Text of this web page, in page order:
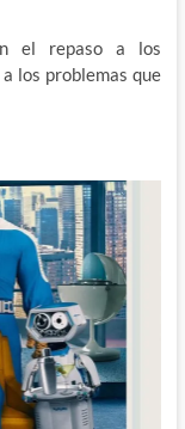
el repaso a los
los problemas que